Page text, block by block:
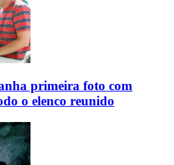
primeira foto com
o elenco reunido